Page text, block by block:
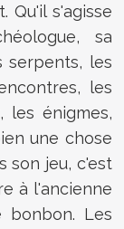
Qu'il s'agisse
sa
serpents, les
les
les énigmes,
une chose
son jeu, c'est
à l'ancienne
bonbon. Les